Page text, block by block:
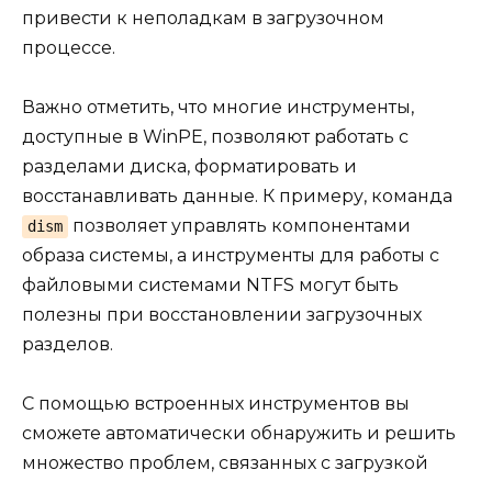
привести к неполадкам в загрузочном
процессе.
Важно отметить, что многие инструменты,
доступные в WinPE, позволяют работать с
разделами диска, форматировать и
восстанавливать данные. К примеру, команда
dism
позволяет управлять компонентами
образа системы, а инструменты для работы с
файловыми системами NTFS могут быть
полезны при восстановлении загрузочных
разделов.
С помощью встроенных инструментов вы
сможете автоматически обнаружить и решить
множество проблем, связанных с загрузкой